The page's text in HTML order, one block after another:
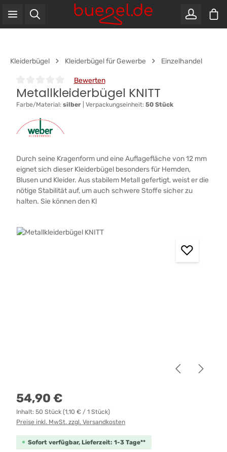
Zum Hauptinhalt springen
Kleiderbügel Kleiderbügel für Gewerbe Einzelhandel
Durchschnittliche Bewertung von 0 von 5 Sternen
Bewerten
Metallkleiderbügel KNITT
Farbe/Material: silber Verpackungseinheit: 50 Stück
Durch seine Kragenform und eine Auflagefläche von 12 mm
eignet sich dieser Kleiderbügel besonders für Hemden,
Blusen und Kleider. Aus stabilem Metall gefertigt, weist er die
nötige Stabilität auf, um auch schwere Stoffe sicher zu
halten. Sie können den Kl
Bildergalerie überspringen
Regulärer Preis:
54,90 €
Inhalt: 50 Stück (1,10 € / 1 Stück)
Preise inkl. MwSt. zzgl. Versandkosten
Sofort verfügbar, Lieferzeit: 1-3 Tage**